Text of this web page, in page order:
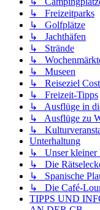
↳ Freizeitparks
↳ Golfplätze
↳ Jachthäfen
↳ Strände
↳
↳ Museen
↳ Reiseziel
↳ Freizeit-Tipps
↳ Ausflüge in
↳ Ausflüge zu
↳
Unterhaltung
↳ Unser kleiner
↳ Die
↳ Spanische
↳ Die Café-
TIPPS UND